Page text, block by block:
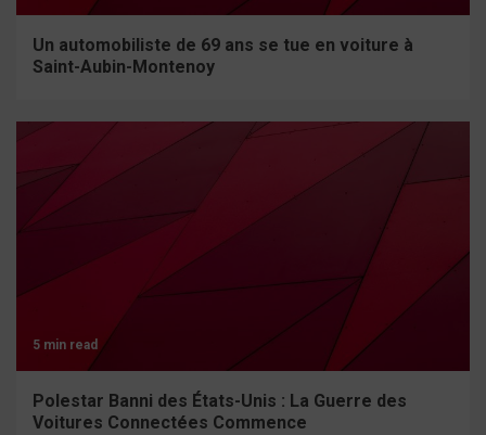
Un automobiliste de 69 ans se tue en voiture à
Saint-Aubin-Montenoy
5 min read
Polestar Banni des États-Unis : La Guerre des
Voitures Connectées Commence